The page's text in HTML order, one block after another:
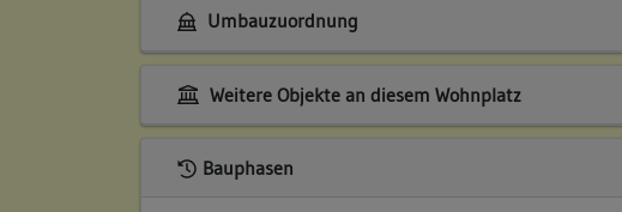
Umbauzuordnung
Weitere Objekte an diesem Wohnplatz
Bauphasen